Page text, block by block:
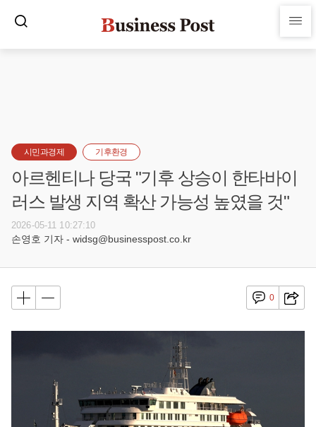
시민과경제 기후환경
아르헨티나 당국 "기후 상승이 한타바이
러스 발생 지역 확산 가능성 높였을 것"
2026-05-11 10:27:10
손영호 기자 - widsg@businesspost.co.kr
0